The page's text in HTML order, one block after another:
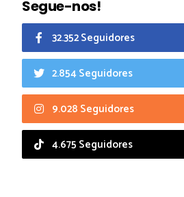
Segue-nos!
32.352 Seguidores
2.854 Seguidores
9.028 Seguidores
4.675 Seguidores